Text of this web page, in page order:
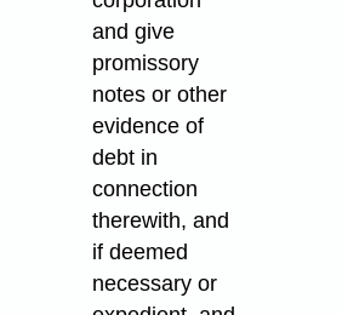
and give
promissory
notes or other
evidence of
debt in
connection
therewith, and
if deemed
necessary or